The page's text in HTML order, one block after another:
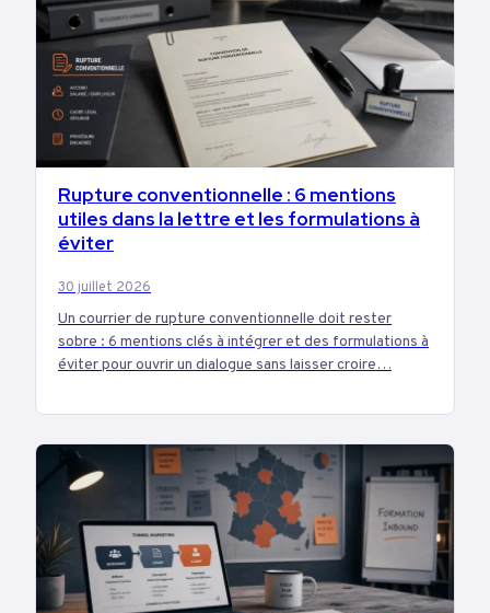
EMPLOI
Rupture conventionnelle : 6 mentions
utiles dans la lettre et les formulations à
éviter
30 juillet 2026
Un courrier de rupture conventionnelle doit rester
sobre : 6 mentions clés à intégrer et des formulations à
éviter pour ouvrir un dialogue sans laisser croire…